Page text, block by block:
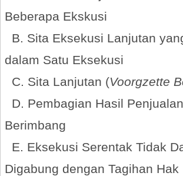
Beberapa Ekskusi
B. Sita Eksekusi Lanjutan
dalam Satu Eksekusi
C. Sita Lanjutan (Voorgzette
D. Pembagian Hasil
Berimbang
E. Eksekusi Serentak Tidak
Digabung dengan Tagihan